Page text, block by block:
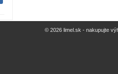
© 2026 limel.sk - nakupujte